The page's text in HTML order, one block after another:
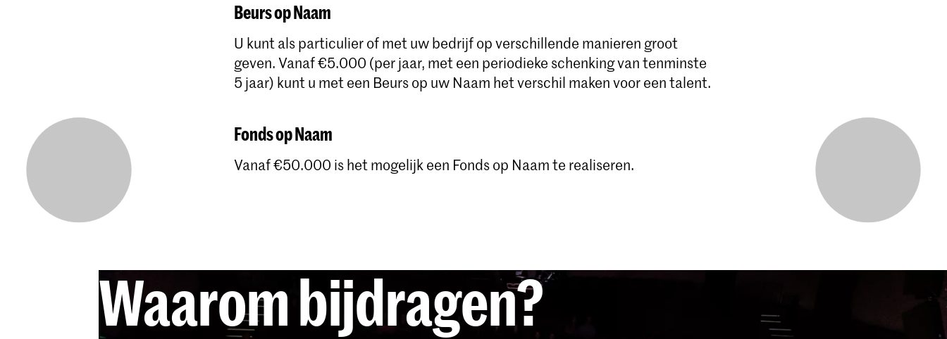
Beurs op Naam
U kunt als particulier of met uw bedrijf op verschillende manieren groot
geven. Vanaf €5.000 (per jaar, met een periodieke schenking van tenminste
5 jaar) kunt u met een Beurs op uw Naam het verschil maken voor een talent.
Fonds op Naam
Vanaf €50.000 is het mogelijk een Fonds op Naam te realiseren.
Waarom bijdragen?